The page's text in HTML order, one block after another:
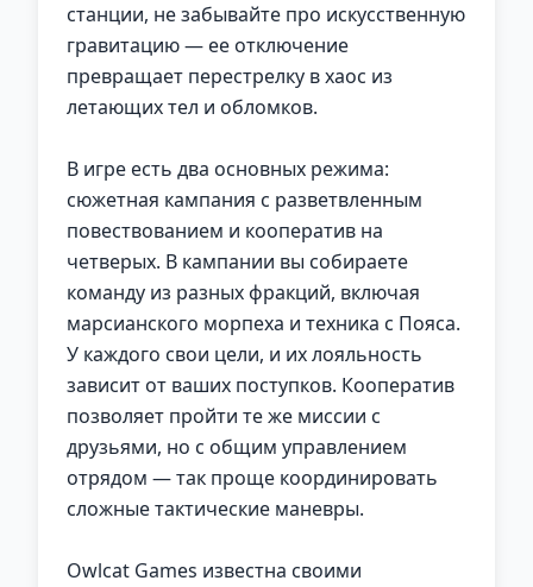
станции, не забывайте про искусственную
гравитацию — ее отключение
превращает перестрелку в хаос из
летающих тел и обломков.
В игре есть два основных режима:
сюжетная кампания с разветвленным
повествованием и кооператив на
четверых. В кампании вы собираете
команду из разных фракций, включая
марсианского морпеха и техника с Пояса.
У каждого свои цели, и их лояльность
зависит от ваших поступков. Кооператив
позволяет пройти те же миссии с
друзьями, но с общим управлением
отрядом — так проще координировать
сложные тактические маневры.
Owlcat Games известна своими